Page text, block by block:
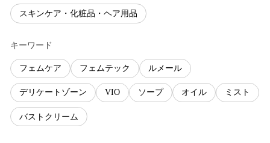
スキンケア・化粧品・ヘア用品
キーワード
フェムケア フェムテック ルメール
デリケートゾーン VIO ソープ オイル ミスト
バストクリーム